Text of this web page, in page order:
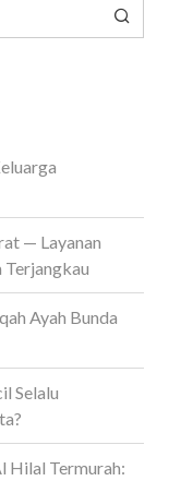
— Layanan
Terjangkau
Ayah Bunda
Selalu
Hilal Termurah: